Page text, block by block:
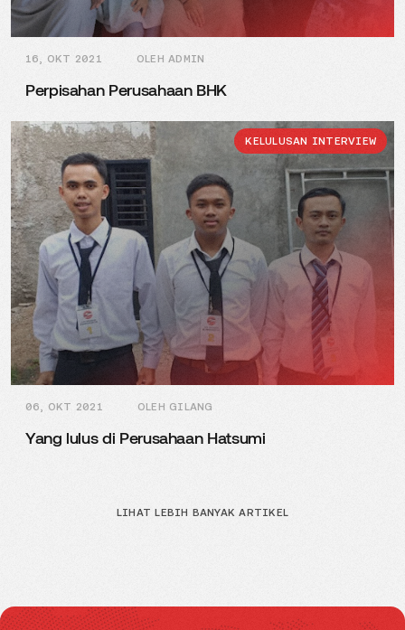
16, OKT 2021 OLEH ADMIN
Perpisahan Perusahaan BHK
KELULUSAN INTERVIEW
06, OKT 2021 OLEH GILANG
Yang lulus di Perusahaan Hatsumi
LIHAT LEBIH BANYAK ARTIKEL